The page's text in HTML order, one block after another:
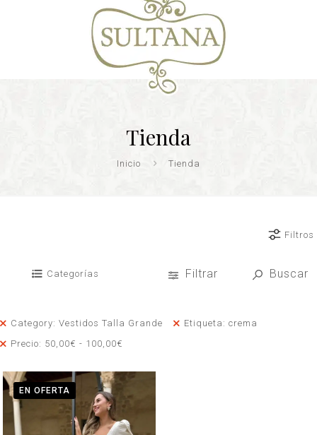
Tienda
Inicio Tienda
Filtros
Categorías Filtrar Buscar
Category: Vestidos Talla Grande
Etiqueta: crema
Precio: 50,00€ - 100,00€
EN OFERTA